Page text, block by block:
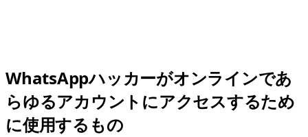
WhatsAppハッカーがオンラインであ
らゆるアカウントにアクセスするため
に使用するもの